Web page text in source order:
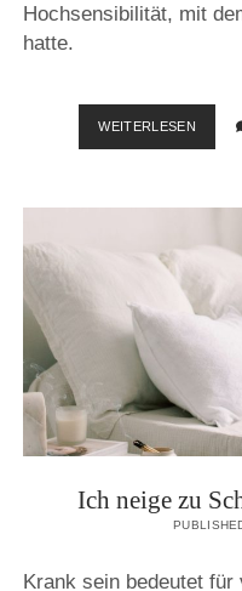
Hochsensibilität, mit
hatte.
WEITERLESENAN
Ich neige zu
Krank sein bedeutet